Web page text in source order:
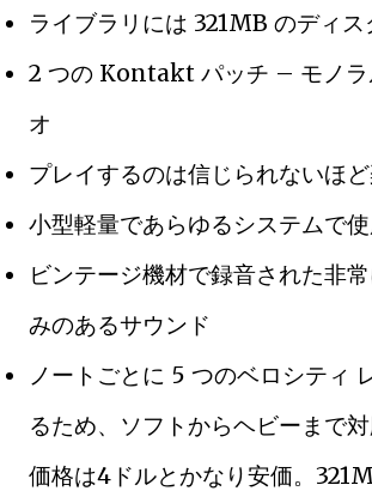
ライブラリには 321MB のディ
2 つの Kontakt パッチ – モノラ
オ
プレイするのは信じられないほ
小型軽量であらゆるシステムで
ビンテージ機材で録音された非
みのあるサウンド
ノートごとに 5 つのベロシティ
るため、ソフトからヘビーまで
価格は4ドルとかなり安価。